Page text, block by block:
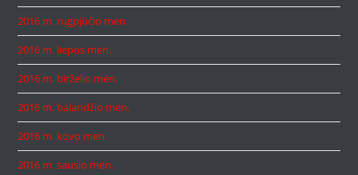
2016 m. rugpjūčio mėn.
2016 m. liepos mėn.
2016 m. birželio mėn.
2016 m. balandžio mėn.
2016 m. kovo mėn.
2016 m. sausio mėn.